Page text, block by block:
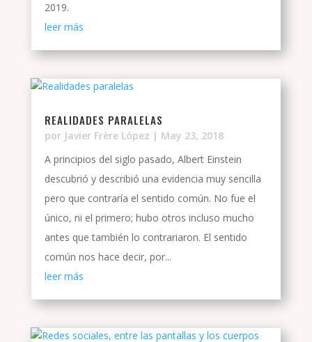
2019.
leer más
REALIDADES PARALELAS
por Javier Frère López | May 23, 2018
A principios del siglo pasado, Albert Einstein
descubrió y describió una evidencia muy sencilla
pero que contraría el sentido común. No fue el
único, ni el primero; hubo otros incluso mucho
antes que también lo contrariaron. El sentido
común nos hace decir, por...
leer más